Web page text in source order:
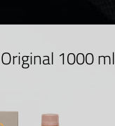
1000 ml